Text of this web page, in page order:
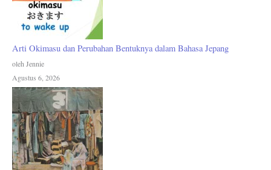
Arti Okimasu dan Perubahan Bentuknya dalam Bahasa Jepang
oleh Jennie
Agustus 6, 2026